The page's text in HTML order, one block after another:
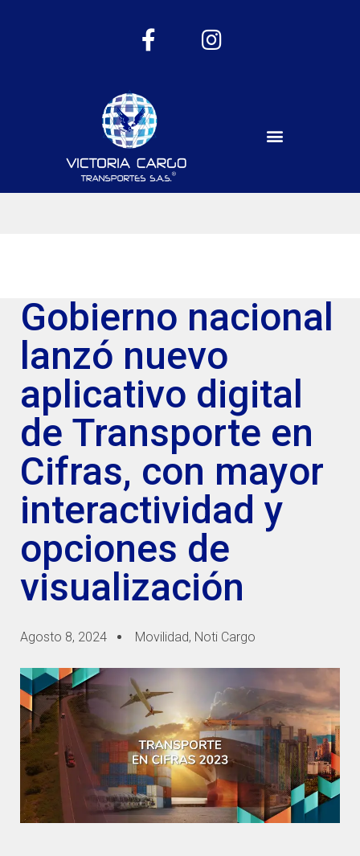
Gobierno nacional
lanzó nuevo
aplicativo digital
de Transporte en
Cifras, con mayor
interactividad y
opciones de
visualización
Agosto 8, 2024 Movilidad, Noti Cargo